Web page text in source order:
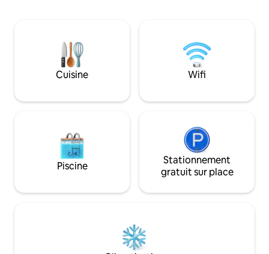
entièrement équipée avec une plaque
de cuisson, un four micro-ondes, un
réfrigérateur et des produits de base.
Salles d’eau nouvellement rénovées
lave-linge, fer à repasser et cordes à
extérieure.
boulangerie à 9
l'eau et piste à 4
2 minutes à pied
Haut-
Cuisine Wifi
Piscine
Stationnement
gratuit sur place